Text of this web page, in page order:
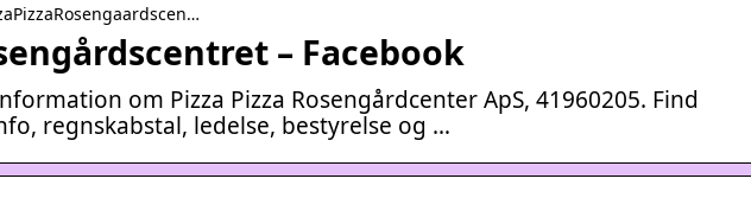
– Facebook
om Pizza Pizza Rosengårdcenter ApS, 41960205. Find
regnskabstal, ledelse, bestyrelse og …